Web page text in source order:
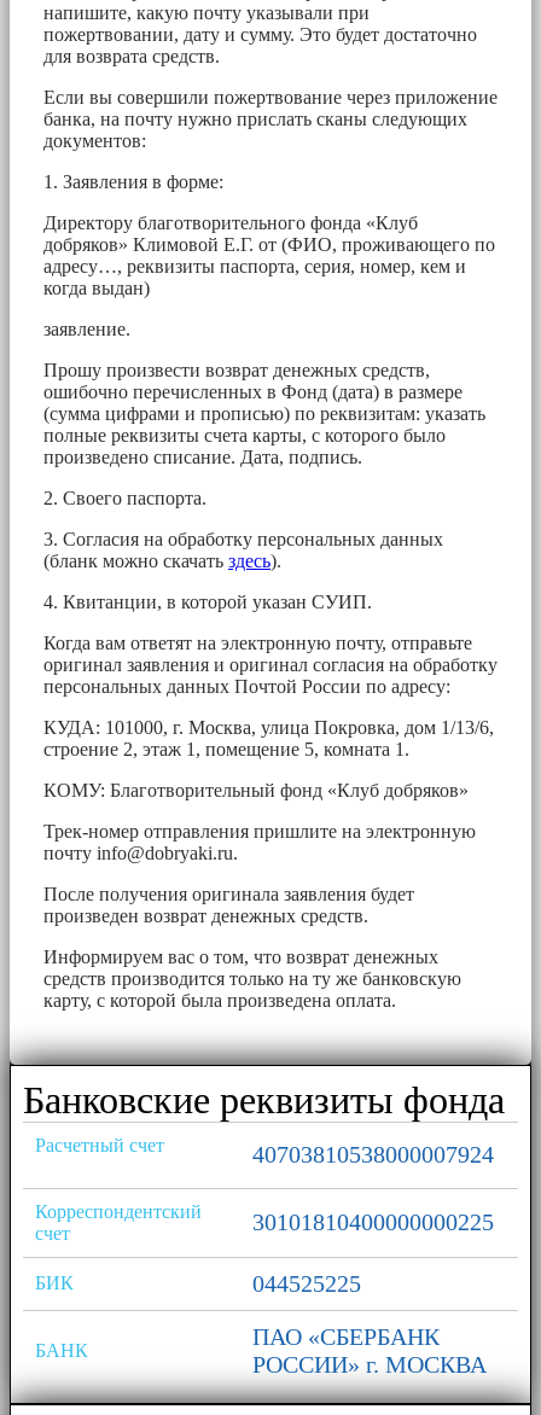
напишите, какую почту указывали при
пожертвовании, дату и сумму. Это будет достаточно
для возврата средств.
Если вы совершили пожертвование через приложение
банка, на почту нужно прислать сканы следующих
документов:
1. Заявления в форме:
Директору благотворительного фонда «Клуб
добряков» Климовой Е.Г. от (ФИО, проживающего по
адресу…, реквизиты паспорта, серия, номер, кем и
когда выдан)
заявление.
Прошу произвести возврат денежных средств,
ошибочно перечисленных в Фонд (дата) в размере
(сумма цифрами и прописью) по реквизитам: указать
полные реквизиты счета карты, с которого было
произведено списание. Дата, подпись.
2. Своего паспорта.
3. Согласия на обработку персональных данных
(бланк можно скачать здесь).
4. Квитанции, в которой указан СУИП.
Когда вам ответят на электронную почту, отправьте
оригинал заявления и оригинал согласия на обработку
персональных данных Почтой России по адресу:
КУДА: 101000, г. Москва, улица Покровка, дом 1/13/6,
строение 2, этаж 1, помещение 5, комната 1.
КОМУ: Благотворительный фонд «Клуб добряков»
Трек-номер отправления пришлите на электронную
почту info@dobryaki.ru.
После получения оригинала заявления будет
произведен возврат денежных средств.
Информируем вас о том, что возврат денежных
средств производится только на ту же банковскую
карту, с которой была произведена оплата.
Банковские реквизиты фонда
Расчетный счет 40703810538000007924
Корреспондентский
счет
30101810400000000225
БИК 044525225
БАНК
ПАО «СБЕРБАНК
РОССИИ» г. МОСКВА